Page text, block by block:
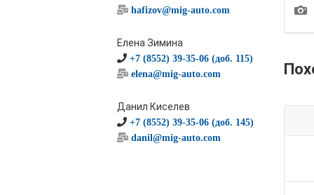
hafizov@mig-auto.com
Елена Зимина
+7 (8552) 39-35-06 (доб. 115)
elena@mig-auto.com
Данил Киселев
+7 (8552) 39-35-06 (доб. 145)
danil@mig-auto.com
1